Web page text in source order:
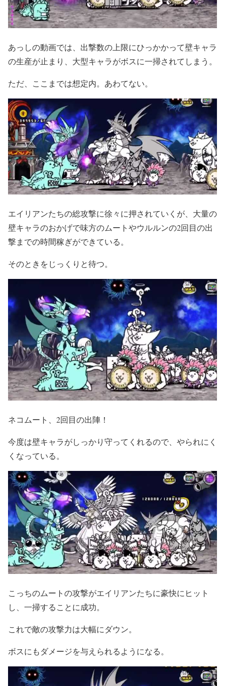
あっしの動画では、出撃数の上限にひっかかって壁キャラ
の生産が止まり、大型キャラがボスに一掃されてしまう。
ただ、ここまでは想定内。あわてない。
エイリアンたちの総攻撃に徐々に押されていくが、大量の
壁キャラのおかげで味方のムートやウルルンの2回目の出
撃までの時間稼ぎができている。
そのときをじっくりと待つ。
ネコムート、2回目の出陣！
今度は壁キャラがしっかり守ってくれるので、やられにく
くなっている。
こっちのムートの攻撃がエイリアンたちに豪快にヒット
し、一掃することに成功。
これで敵の攻撃力は大幅にダウン。
ボスにもダメージを与えられるようになる。